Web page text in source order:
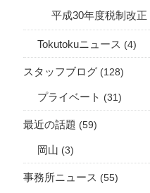
平成30年度税制改正
Tokutokuニュース (4)
スタッフブログ (128)
プライベート (31)
最近の話題 (59)
岡山 (3)
事務所ニュース (55)